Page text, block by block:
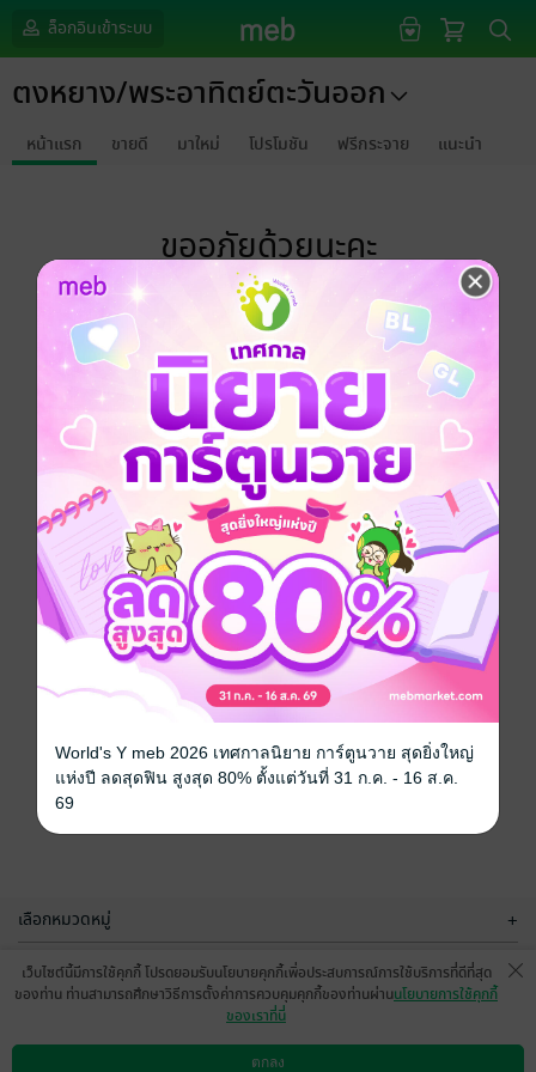
ล็อกอินเข้าระบบ
ตงหยาง/พระอาทิตย์ตะวันออก
หน้าแรก ขายดี มาใหม่ โปรโมชัน ฟรีกระจาย แนะนำ
ขออภัยด้วยนะคะ
ไม่พบข้อมูลในหัวข้อที่คุณกำลังชมค่ะ
เลือกหมวดหมู่ +
บริการช่วยเหลือ +
เว็บไซต์นี้มีการใช้คุกกี้ โปรดยอมรับนโยบายคุกกี้เพื่อประสบการณ์การใช้บริการที่ดีที่สุด
ของท่าน ท่านสามารถศึกษาวิธีการตั้งค่าการควบคุมคุกกี้ของท่านผ่านนโยบายการใช้คุกกี้
ของเราที่นี่
ตกลง
World's Y meb 2026 เทศกาลนิยาย การ์ตูนวาย สุดยิ่งใหญ่
แห่งปี ลดสุดฟิน สูงสุด 80% ตั้งแต่วันที่ 31 ก.ค. - 16 ส.ค.
69